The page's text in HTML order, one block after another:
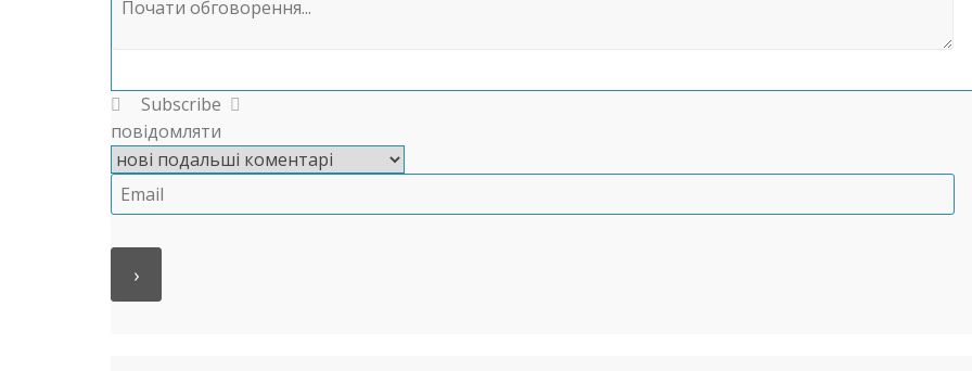
Subscribe
повідомляти